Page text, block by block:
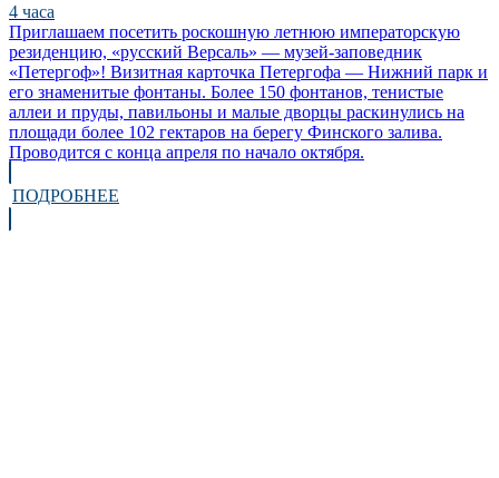
4 часа
Приглашаем посетить роскошную летнюю императорскую
резиденцию, «русский Версаль» — музей-заповедник
«Петергоф»! Визитная карточка Петергофа — Нижний парк и
его знаменитые фонтаны. Более 150 фонтанов, тенистые
аллеи и пруды, павильоны и малые дворцы раскинулись на
площади более 102 гектаров на берегу Финского залива.
Проводится с конца апреля по начало октября.
ПОДРОБНЕЕ